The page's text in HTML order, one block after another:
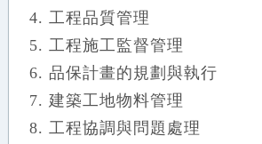
工程品質管理
工程施工監督管理
品保計畫的規劃與執行
建築工地物料管理
工程協調與問題處理